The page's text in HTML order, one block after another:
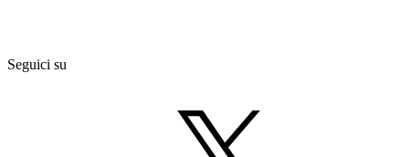
Seguici su